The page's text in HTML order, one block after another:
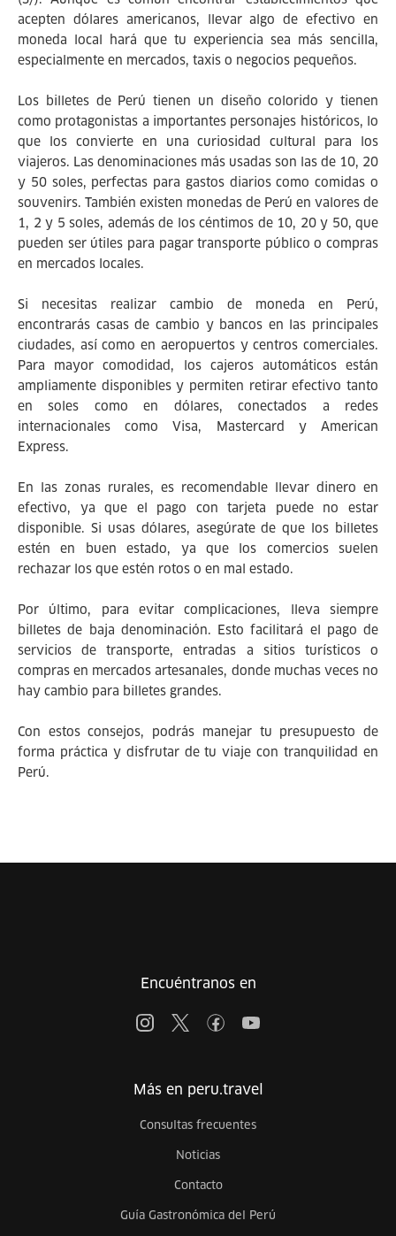
acepten dólares americanos, llevar algo de efectivo en
moneda local hará que tu experiencia sea más sencilla,
especialmente en mercados, taxis o negocios pequeños.
Los billetes de Perú tienen un diseño colorido y tienen
como protagonistas a importantes personajes históricos, lo
que los convierte en una curiosidad cultural para los
viajeros. Las denominaciones más usadas son las de 10, 20
y 50 soles, perfectas para gastos diarios como comidas o
souvenirs. También existen monedas de Perú en valores de
1, 2 y 5 soles, además de los céntimos de 10, 20 y 50, que
pueden ser útiles para pagar transporte público o compras
en mercados locales.
Si necesitas realizar cambio de moneda en Perú,
encontrarás casas de cambio y bancos en las principales
ciudades, así como en aeropuertos y centros comerciales.
Para mayor comodidad, los cajeros automáticos están
ampliamente disponibles y permiten retirar efectivo tanto
en soles como en dólares, conectados a redes
internacionales como Visa, Mastercard y American
Express.
En las zonas rurales, es recomendable llevar dinero en
efectivo, ya que el pago con tarjeta puede no estar
disponible. Si usas dólares, asegúrate de que los billetes
estén en buen estado, ya que los comercios suelen
rechazar los que estén rotos o en mal estado.
Por último, para evitar complicaciones, lleva siempre
billetes de baja denominación. Esto facilitará el pago de
servicios de transporte, entradas a sitios turísticos o
compras en mercados artesanales, donde muchas veces no
hay cambio para billetes grandes.
Con estos consejos, podrás manejar tu presupuesto de
forma práctica y disfrutar de tu viaje con tranquilidad en
Perú.
Encuéntranos en
Más en peru.travel
Consultas frecuentes
Noticias
Contacto
Guía Gastronómica del Perú